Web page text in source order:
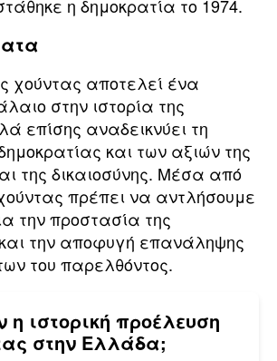
η δημοκρατία το 1974.
χούντας αποτελεί ένα
στην ιστορία της
επίσης αναδεικνύει τη
και των αξιών της
της δικαιοσύνης. Μέσα από
πρέπει να αντλήσουμε
την προστασία της
την αποφυγή επανάληψης
του παρελθόντος.
η ιστορική προέλευση
στην Ελλάδα;